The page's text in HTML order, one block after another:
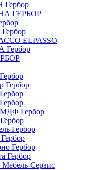
Гербор
ГЕРБОР
ELPASSO
Гербор
Гербор
МДФ Гербор
Гербор
Гербор
Гербор
Сервис